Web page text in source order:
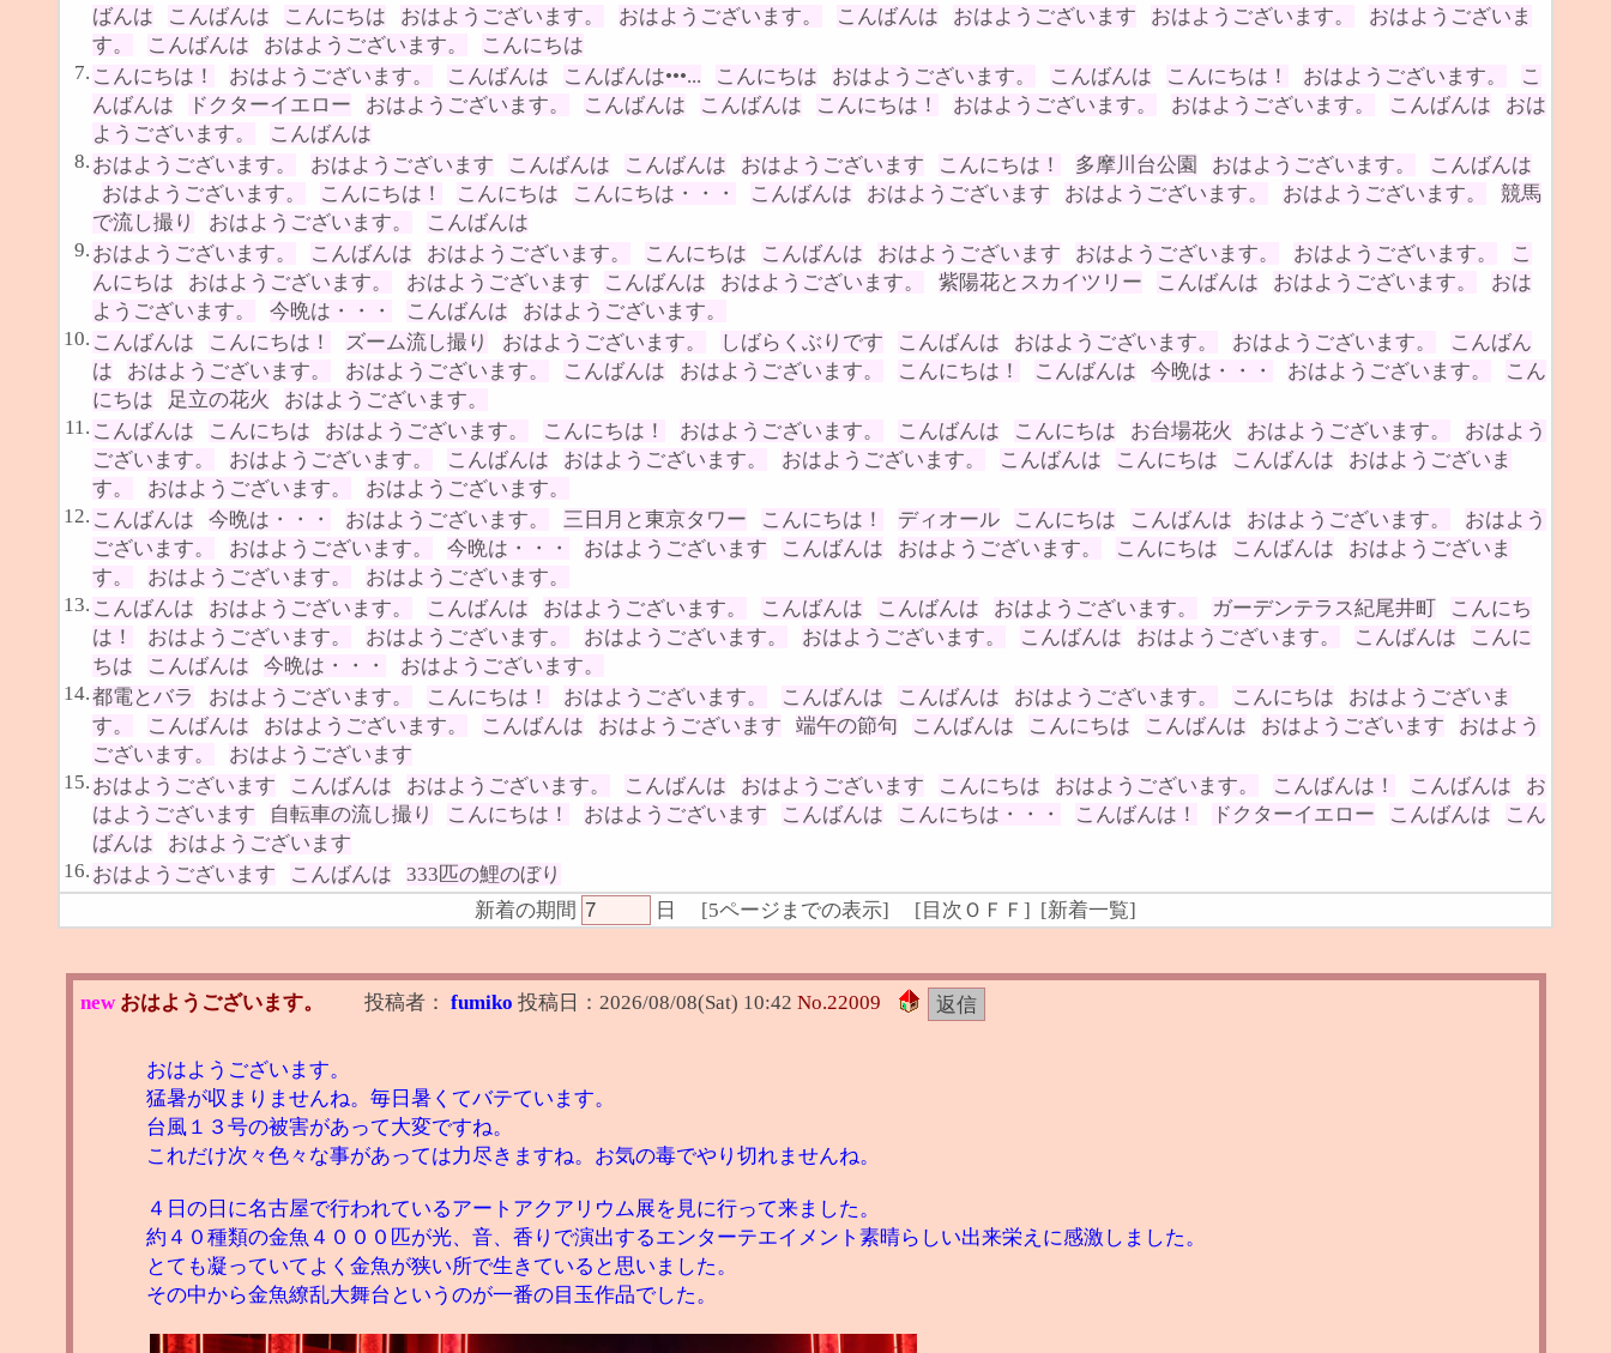
ばんは
こんばんは こんにちは おはようございます。 おはようございます。 こんばんは おはようございます おはようございます。
おはようございま
す。
こんばんは おはようございます。
こんにちは
7. こんにちは！ おはようございます。 こんばんは こんばんは•••... こんにちは おはようございます。 こんばんは こんにちは！ おはようございます。
こ
んばんは
ドクターイエロー おはようございます。 こんばんは こんばんは こんにちは！ おはようございます。 おはようございます。 こんばんは
おは
ようございます。
こんばんは
8. おはようございます。 おはようございます こんばんは こんばんは おはようございます こんにちは！ 多摩川台公園 おはようございます。
こんばんは
おはようございます。
こんにちは！ こんにちは こんにちは・・・ こんばんは おはようございます おはようございます。 おはようございます。
競馬
で流し撮り
おはようございます。
こんばんは
9. おはようございます。 こんばんは おはようございます。 こんにちは こんばんは おはようございます おはようございます。 おはようございます。
こ
んにちは
おはようございます。 おはようございます こんばんは おはようございます。 紫陽花とスカイツリー こんばんは おはようございます。
おは
ようございます。
今晩は・・・ こんばんは
おはようございます。
10. こんばんは こんにちは！ ズーム流し撮り おはようございます。 しばらくぶりです こんばんは おはようございます。 おはようございます。
こんばん
は
おはようございます。 おはようございます。 こんばんは おはようございます。 こんにちは！ こんばんは 今晩は・・・ おはようございます。
こん
にちは
足立の花火
おはようございます。
11. こんばんは こんにちは おはようございます。 こんにちは！ おはようございます。 こんばんは こんにちは お台場花火 おはようございます。
おはよう
ございます。
おはようございます。 こんばんは おはようございます。 おはようございます。 こんばんは こんにちは こんばんは
おはようございま
す。
おはようございます。
おはようございます。
12. こんばんは 今晩は・・・ おはようございます。 三日月と東京タワー こんにちは！ ディオール こんにちは こんばんは おはようございます。
おはよう
ございます。
おはようございます。 今晩は・・・ おはようございます こんばんは おはようございます。 こんにちは こんばんは
おはようございま
す。
おはようございます。
おはようございます。
13. こんばんは おはようございます。 こんばんは おはようございます。 こんばんは こんばんは おはようございます。 ガーデンテラス紀尾井町
こんにち
は！
おはようございます。 おはようございます。 おはようございます。 おはようございます。 こんばんは おはようございます。 こんばんは
こんに
ちは
こんばんは 今晩は・・・
おはようございます。
14.都電とバラ おはようございます。 こんにちは！ おはようございます。 こんばんは こんばんは おはようございます。 こんにちは
おはようございま
す。
こんばんは おはようございます。 こんばんは おはようございます 端午の節句 こんばんは こんにちは こんばんは おはようございます
おはよう
ございます。
おはようございます
15. おはようございます こんばんは おはようございます。 こんばんは おはようございます こんにちは おはようございます。 こんばんは！ こんばんは
お
はようございます
自転車の流し撮り こんにちは！ おはようございます こんばんは こんにちは・・・ こんばんは！ ドクターイエロー こんばんは
こん
ばんは
おはようございます
16. おはようございます こんばんは
333匹の鯉のぼり
新着の期間
日 [5ページまでの表示] [ 目次ＯＦＦ ] [新着一覧]
new おはようございます。 投稿者： fumiko 投稿日： 2026/08/08(Sat) 10:42 No.22009
おはようございます。
猛暑が収まりませんね。毎日暑くてバテています。
台風１３号の被害があって大変ですね。
これだけ次々色々な事があっては力尽きますね。お気の毒でやり切れませんね。
４日の日に名古屋で行われているアートアクアリウム展を見に行って来ました。
約４０種類の金魚４０００匹が光、音、香りで演出するエンターテエイメント素晴らしい出来栄えに感激しました。
とても凝っていてよく金魚が狭い所で生きていると思いました。
その中から金魚繚乱大舞台というのが一番の目玉作品でした。